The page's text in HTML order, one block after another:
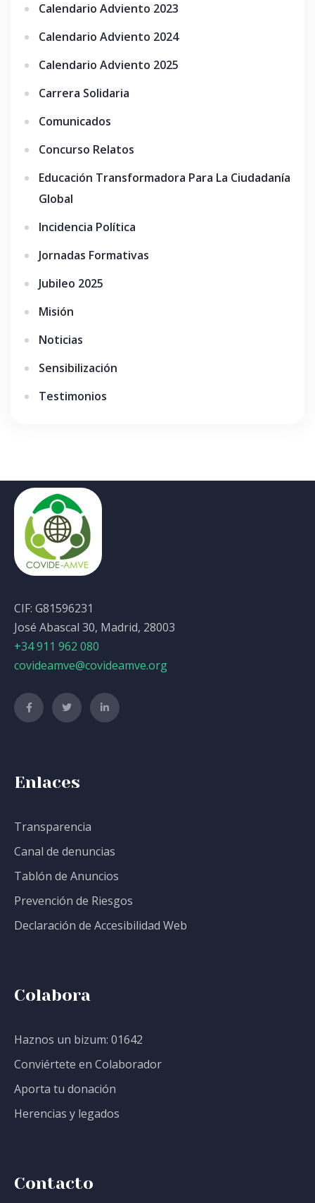
Calendario Adviento 2023
Calendario Adviento 2024
Calendario Adviento 2025
Carrera Solidaria
Comunicados
Concurso Relatos
Educación Transformadora Para La Ciudadanía
Global
Incidencia Política
Jornadas Formativas
Jubileo 2025
Misión
Noticias
Sensibilización
Testimonios
CIF: G81596231
José Abascal 30, Madrid, 28003
+34 911 962 080
covideamve@covideamve.org
Enlaces
Transparencia
Canal de denuncias
Tablón de Anuncios
Prevención de Riesgos
Declaración de Accesibilidad Web
Colabora
Haznos un bizum: 01642
Conviértete en Colaborador
Aporta tu donación
Herencias y legados
Contacto